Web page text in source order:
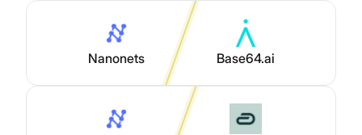
Nanonets Base64.ai